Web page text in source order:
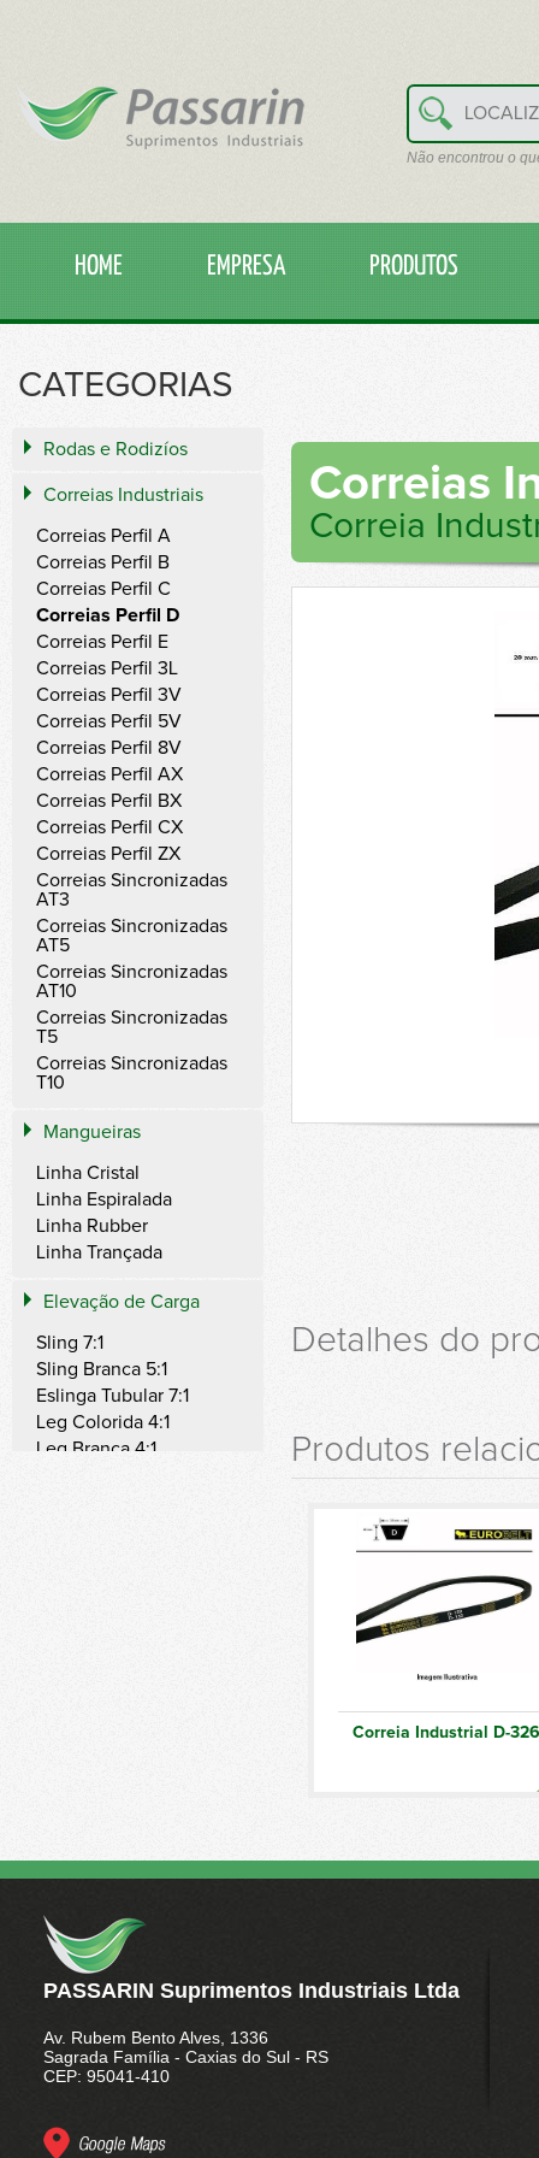
Não encontrou o
HOME EMPRESA PRODUTOS
CATEGORIAS
Rodas e Rodizíos
Correias Industriais
Correias Perfil A
Correias Perfil B
Correias Perfil C
Correias Perfil D
Correias Perfil E
Correias Perfil 3L
Correias Perfil 3V
Correias Perfil 5V
Correias Perfil 8V
Correias Perfil AX
Correias Perfil BX
Correias Perfil CX
Correias Perfil ZX
Correias Sincronizadas
AT3
Correias Sincronizadas
AT5
Correias Sincronizadas
AT10
Correias Sincronizadas
T5
Correias Sincronizadas
T10
Mangueiras
Linha Cristal
Linha Espiralada
Linha Rubber
Linha Trançada
Elevação de Carga
Sling 7:1
Sling Branca 5:1
Eslinga Tubular 7:1
Leg Colorida 4:1
Leg Branca 4:1
Polias
Cabos de Aço
Laços de Cabo de Aço
Acessórios para Cabo de
Abraçadeiras
Correias
Correia
Detalhes do
Produtos
Correia Industrial D-326
PASSARIN Suprimentos Industriais Ltda
Av. Rubem Bento Alves, 1336
Sagrada Família - Caxias do Sul - RS
CEP: 95041-410